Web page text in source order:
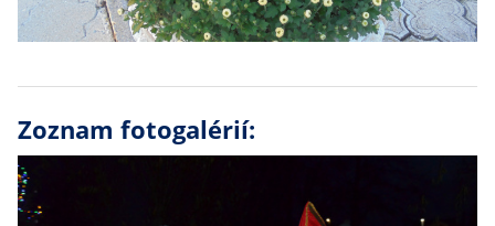
Zoznam fotogalérií: